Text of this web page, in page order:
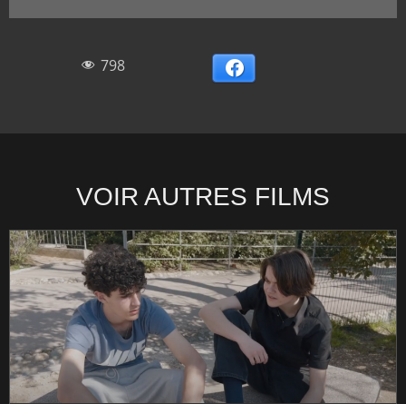
798
VOIR AUTRES FILMS